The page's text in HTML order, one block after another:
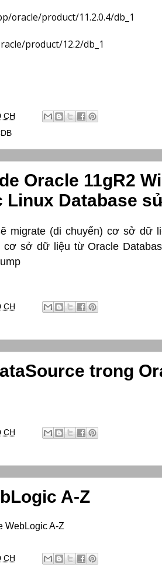
oracle/product/11.2.0.4/db_1
product/12.2/db_1
CH
Oracle 11gR2
Linux Database
migrate (di chuyển) cơ sở dữ
sở dữ liệu từ Oracle
CH
trong
CH
A-Z
WebLogic A-Z
CH